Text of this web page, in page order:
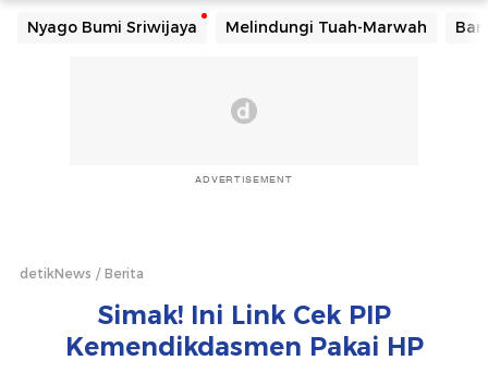
Nyago Bumi Sriwijaya Melindungi Tuah-Marwah
ADVERTISEMENT
detikNews Berita
Simak! Ini Link Cek PIP
Kemendikdasmen Pakai HP